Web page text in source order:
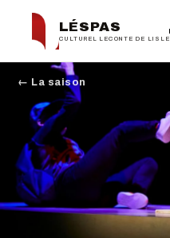
LÉSPAS
CULTUREL LECONTE DE LISLE
← La saison